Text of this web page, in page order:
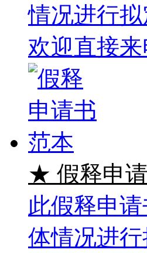
情况进行
欢迎直接来
★ 假释申
此假释申
体情况进